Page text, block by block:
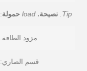
Tip. نصيحة. load حمولة:
مزود الطاقة:
قسم الصاري: